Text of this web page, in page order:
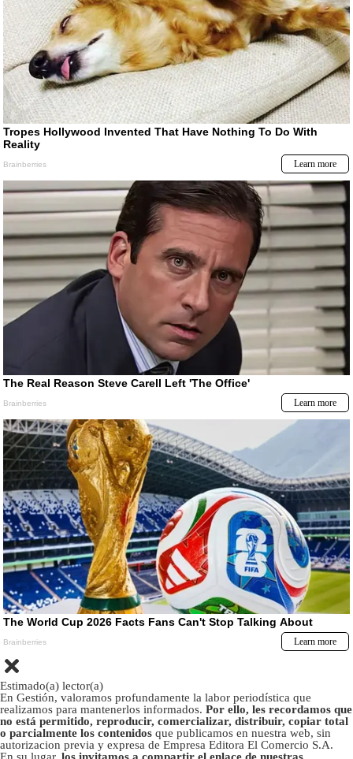
Estimado(a) lector(a)
En Gestión, valoramos profundamente la labor periodística que
realizamos para mantenerlos informados. Por ello, les recordamos que
no está permitido, reproducir, comercializar, distribuir, copiar total
o parcialmente los contenidos que publicamos en nuestra web, sin
autorizacion previa y expresa de Empresa Editora El Comercio S.A.